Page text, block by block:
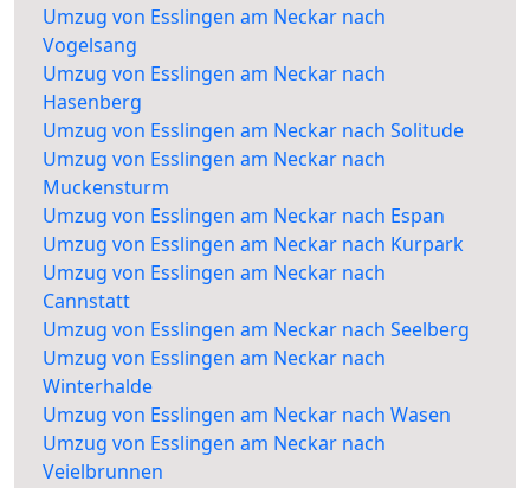
Umzug von Esslingen am Neckar nach
Vogelsang
Umzug von Esslingen am Neckar nach
Hasenberg
Umzug von Esslingen am Neckar nach Solitude
Umzug von Esslingen am Neckar nach
Muckensturm
Umzug von Esslingen am Neckar nach Espan
Umzug von Esslingen am Neckar nach Kurpark
Umzug von Esslingen am Neckar nach
Cannstatt
Umzug von Esslingen am Neckar nach Seelberg
Umzug von Esslingen am Neckar nach
Winterhalde
Umzug von Esslingen am Neckar nach Wasen
Umzug von Esslingen am Neckar nach
Veielbrunnen